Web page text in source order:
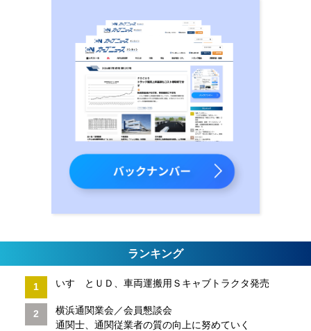
ランキング
いすゞとＵＤ、車両運搬用Ｓキャブトラクタ発売
横浜通関業会／会員懇談会
通関士、通関従業者の質の向上に努めていく